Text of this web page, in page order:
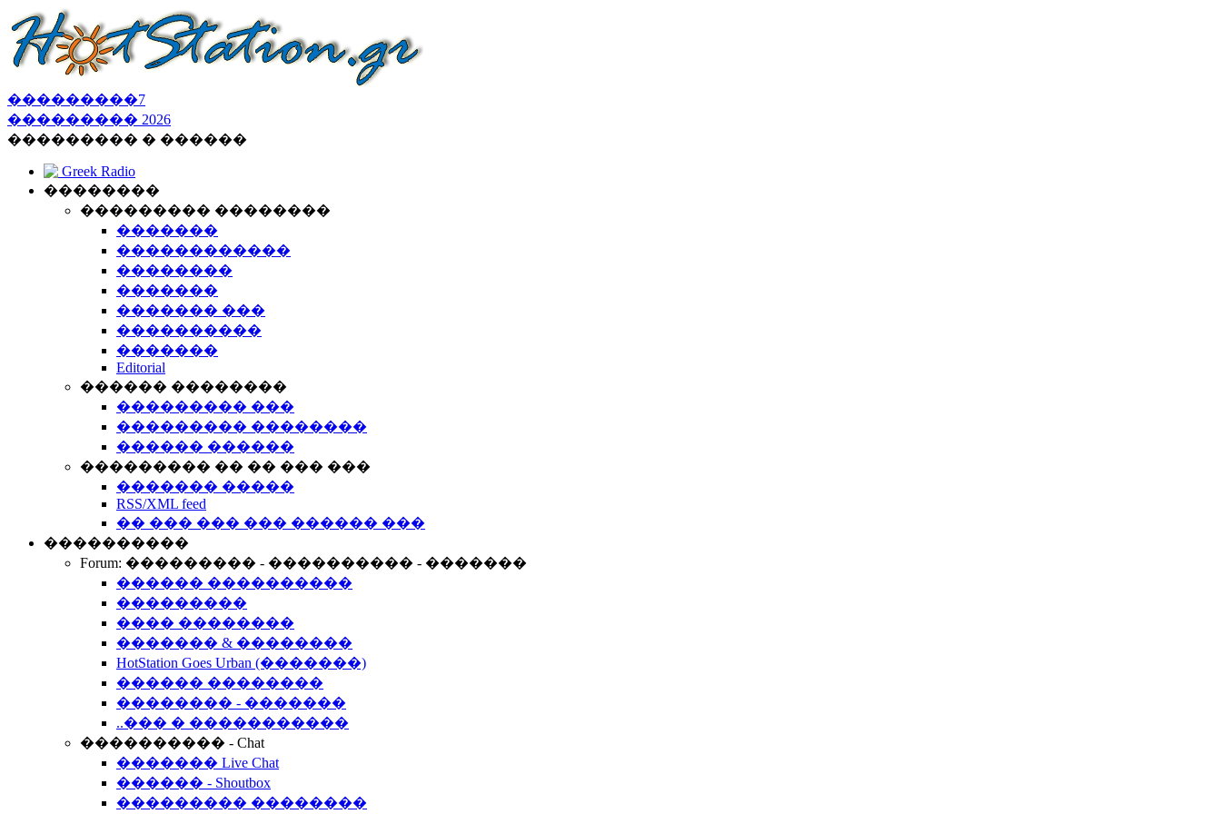
���������7
��������� 2026
��������� � ������
Greek Radio
��������
��������� ��������
�������
������������
��������
�������
������� ���
����������
�������
Editorial
������ ��������
��������� ���
��������� ��������
������ ������
��������� �� �� ��� ���
������� �����
RSS/XML feed
�� ��� ��� ��� ������ ���
����������
Forum: ��������� - ���������� - �������
������ ����������
���������
���� ��������
������� & ��������
HotStation Goes Urban (�������)
������ ��������
�������� - �������
..��� � �����������
���������� - Chat
������� Live Chat
������ - Shoutbox
��������� ��������